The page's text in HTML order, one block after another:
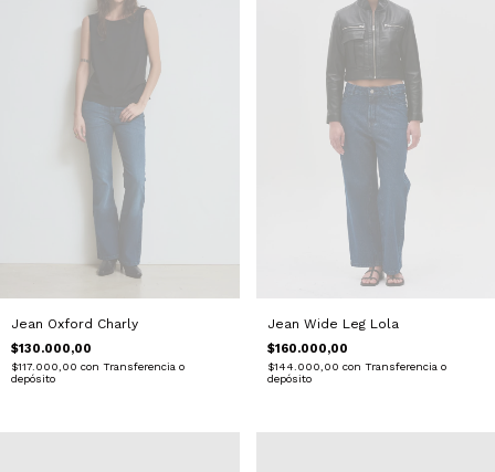
Jean Oxford Charly
$130.000,00
$117.000,00 con Transferencia o
depósito
Jean Wide Leg Lola
$160.000,00
$144.000,00 con Transferencia o
depósito